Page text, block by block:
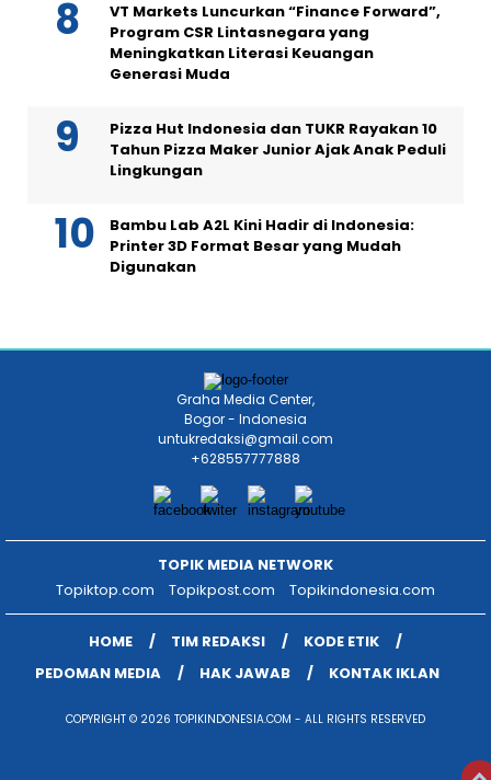
VT Markets Luncurkan “Finance Forward”,
Program CSR Lintasnegara yang
Meningkatkan Literasi Keuangan
Generasi Muda
Pizza Hut Indonesia dan TUKR Rayakan 10
Tahun Pizza Maker Junior Ajak Anak Peduli
Lingkungan
Bambu Lab A2L Kini Hadir di Indonesia:
Printer 3D Format Besar yang Mudah
Digunakan
Graha Media Center,
Bogor - Indonesia
untukredaksi@gmail.com
+628557777888
TOPIK MEDIA NETWORK
Topiktop.com
Topikpost.com Topikindonesia.com
HOME TIM REDAKSI
KODE ETIK
PEDOMAN MEDIA
HAK JAWAB KONTAK IKLAN
COPYRIGHT © 2026 TOPIKINDONESIA.COM - ALL RIGHTS RESERVED